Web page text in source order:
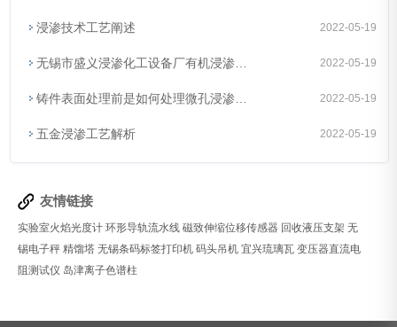
浸渗技术工艺阐述 2022-05-19
无锡市盛义浸渗化工设备厂有机浸渗技术 2022-05-19
铸件表面处理前是如何处理微孔浸渗技术的？ 2022-05-19
五金浸渗工艺解析 2022-05-19
友情链接
实验室火焰光度计 环形导轨流水线 磁致伸缩位移传感器 回收液压支架 无
锡电子秤 精馏塔 无锡条码标签打印机 码头吊机 宜兴琉璃瓦 变压器直流电
阻测试仪 岛津离子色谱柱